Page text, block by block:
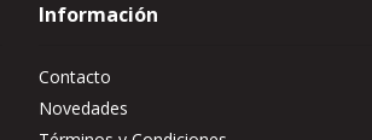
Información
Contacto
Novedades